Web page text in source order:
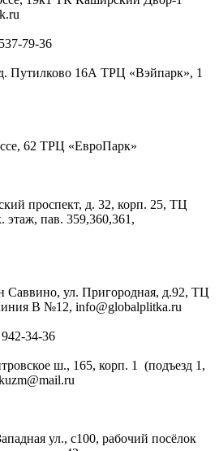
79-36
Путилково 16А ТРЦ «Вэйпарк», 1
62 ТРЦ «ЕвроПарк»
проспект, д. 32, корп. 25, ТЦ
пав. 359,360,361,
Саввино, ул. Пригородная, д.92, ТЦ
В №12, info@globalplitka.ru
34-36
ш., 165, корп. 1 (подъезд 1,
ул., с100, рабочий посёлок